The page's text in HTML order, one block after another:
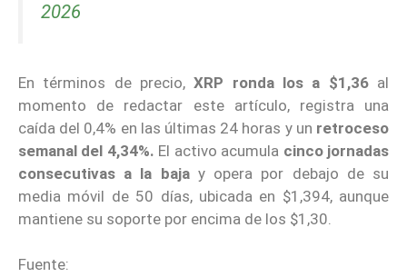
2026
En términos de precio,XRP ronda los a $1,36al
momento de redactar este artículo, registra una
caída del 0,4% en las últimas 24 horas y un retroceso
semanal del 4,34%. El activo acumula cinco jornadas
consecutivas a la bajay opera por debajo de su
media móvil de 50 días, ubicada en $1,394, aunque
mantiene su soporte por encima de los $1,30.
Fuente: